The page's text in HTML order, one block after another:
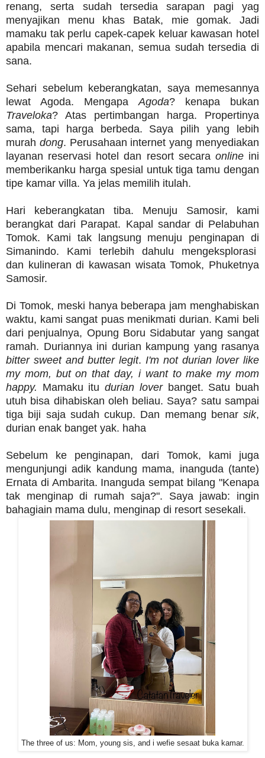
renang, serta sudah tersedia sarapan pagi yag
menyajikan menu khas Batak, mie gomak. Jadi
mamaku tak perlu capek-capek keluar kawasan hotel
apabila mencari makanan, semua sudah tersedia di
sana.
Sehari sebelum keberangkatan, saya memesannya
lewat Agoda. MengapaAgoda? kenapa bukan
Traveloka? Atas pertimbangan harga. Propertinya
sama, tapi harga berbeda. Saya pilih yang lebih
murah dong. Perusahaan internet yang menyediakan
layanan reservasi hotel dan resort secara onlineini
memberikanku harga spesial untuk tiga tamu dengan
tipe kamar villa. Ya jelas memilih itulah.
Hari keberangkatan tiba. Menuju Samosir, kami
berangkat dari Parapat. Kapal sandar di Pelabuhan
Tomok. Kami tak langsung menuju penginapan di
Simanindo. Kami terlebih dahulu mengeksplorasi
dan kulineran di kawasan wisata Tomok, Phuketnya
Samosir.
Di Tomok, meski hanya beberapa jam menghabiskan
waktu, kami sangat puas menikmati durian. Kami beli
dari penjualnya, Opung Boru Sidabutar yang sangat
ramah. Duriannya ini durian kampung yang rasanya
bitter sweet and butter legit. I'm not durian lover like
my mom, but on that day, i want to make my mom
happy. Mamaku itudurian loverbanget. Satu buah
utuh bisa dihabiskan oleh beliau. Saya? satu sampai
tiga biji saja sudah cukup. Dan memang benar sik,
durian enak banget yak. haha
Sebelum ke penginapan, dari Tomok, kami juga
mengunjungi adik kandung mama, inanguda (tante)
Ernata di Ambarita. Inanguda sempat bilang "Kenapa
tak menginap di rumah saja?". Saya jawab: ingin
bahagiain mama dulu, menginap di resort sesekali.
The three of us: Mom, young sis, and i wefie sesaat buka kamar.